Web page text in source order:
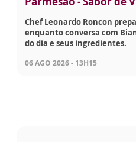
Chef Leonardo Roncon
enquanto conversa com
do dia e seus ingredientes.
06 AGO 2026 - 13H15